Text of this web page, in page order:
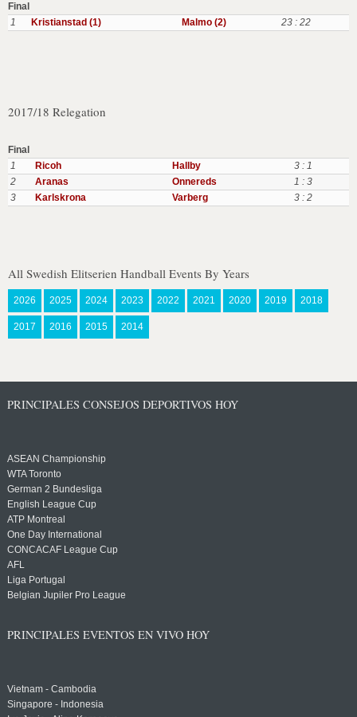
Final
1
Kristianstad (1) Malmo (2) 23 : 22
2017/18 Relegation
Final
1
Ricoh Hallby
3 : 1
2
Aranas Onnereds
1 : 3
3
Karlskrona Varberg 3 : 2
All Swedish Elitserien Handball Events By Years
2026 2025 2024 2023 2022 2021 2020 2019 2018
2017 2016 2015 2014
PRINCIPALES CONSEJOS DEPORTIVOS HOY
ASEAN Championship
WTA Toronto
German 2 Bundesliga
English League Cup
ATP Montreal
One Day International
CONCACAF League Cup
AFL
Liga Portugal
Belgian Jupiler Pro League
PRINCIPALES EVENTOS EN VIVO HOY
Vietnam - Cambodia
Singapore - Indonesia